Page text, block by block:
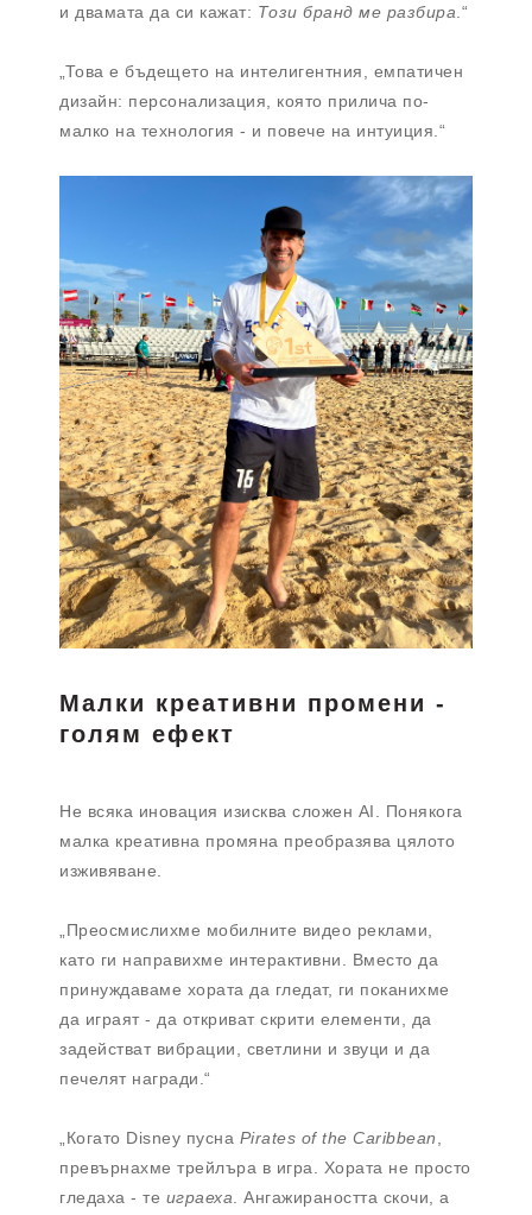
и двамата да си кажат: Този бранд ме разбира.“
„Това е бъдещето на интелигентния, емпатичен
дизайн: персонализация, която прилича по-
малко на технология - и повече на интуиция.“
Малки креативни промени -
голям ефект
Не всяка иновация изисква сложен AI. Понякога
малка креативна промяна преобразява цялото
изживяване.
„Преосмислихме мобилните видео реклами,
като ги направихме интерактивни. Вместо да
принуждаваме хората да гледат, ги поканихме
да играят - да откриват скрити елементи, да
задействат вибрации, светлини и звуци и да
печелят награди.“
„Когато Disney пусна Pirates of the Caribbean
превърнахме трейлъра в игра. Хората не просто
гледаха - те играеха . Ангажираността скочи, а